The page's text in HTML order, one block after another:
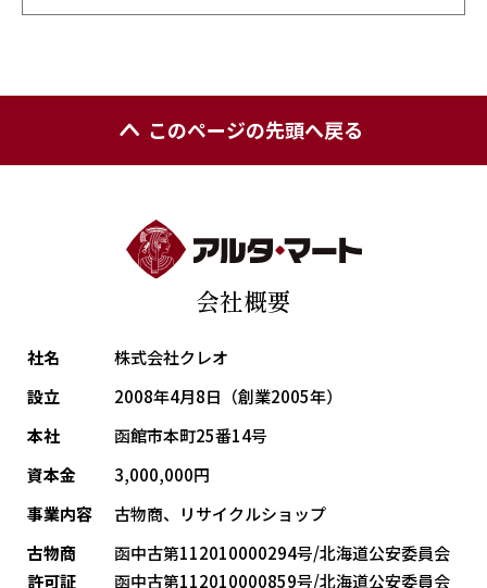
このページの先頭へ戻る
会社概要
社名
株式会社クレオ
設立
2008年4月8日（創業2005年）
本社
函館市本町25番14号
資本金
3,000,000円
事業内容
古物商、リサイクルショップ
古物商
許可証
函中古第112010000294号/北海道公安委員会
函中古第112010000859号/北海道公安委員会